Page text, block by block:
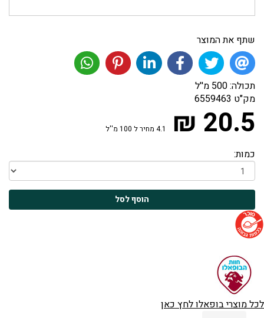
שתף את המוצר
תכולה: 500 מ''ל
מק"ט 6559463
20.5 ₪ 4.1 מחיר ל 100 מ''ל
כמות:
לכל מוצרי בופאלו לחץ כאן